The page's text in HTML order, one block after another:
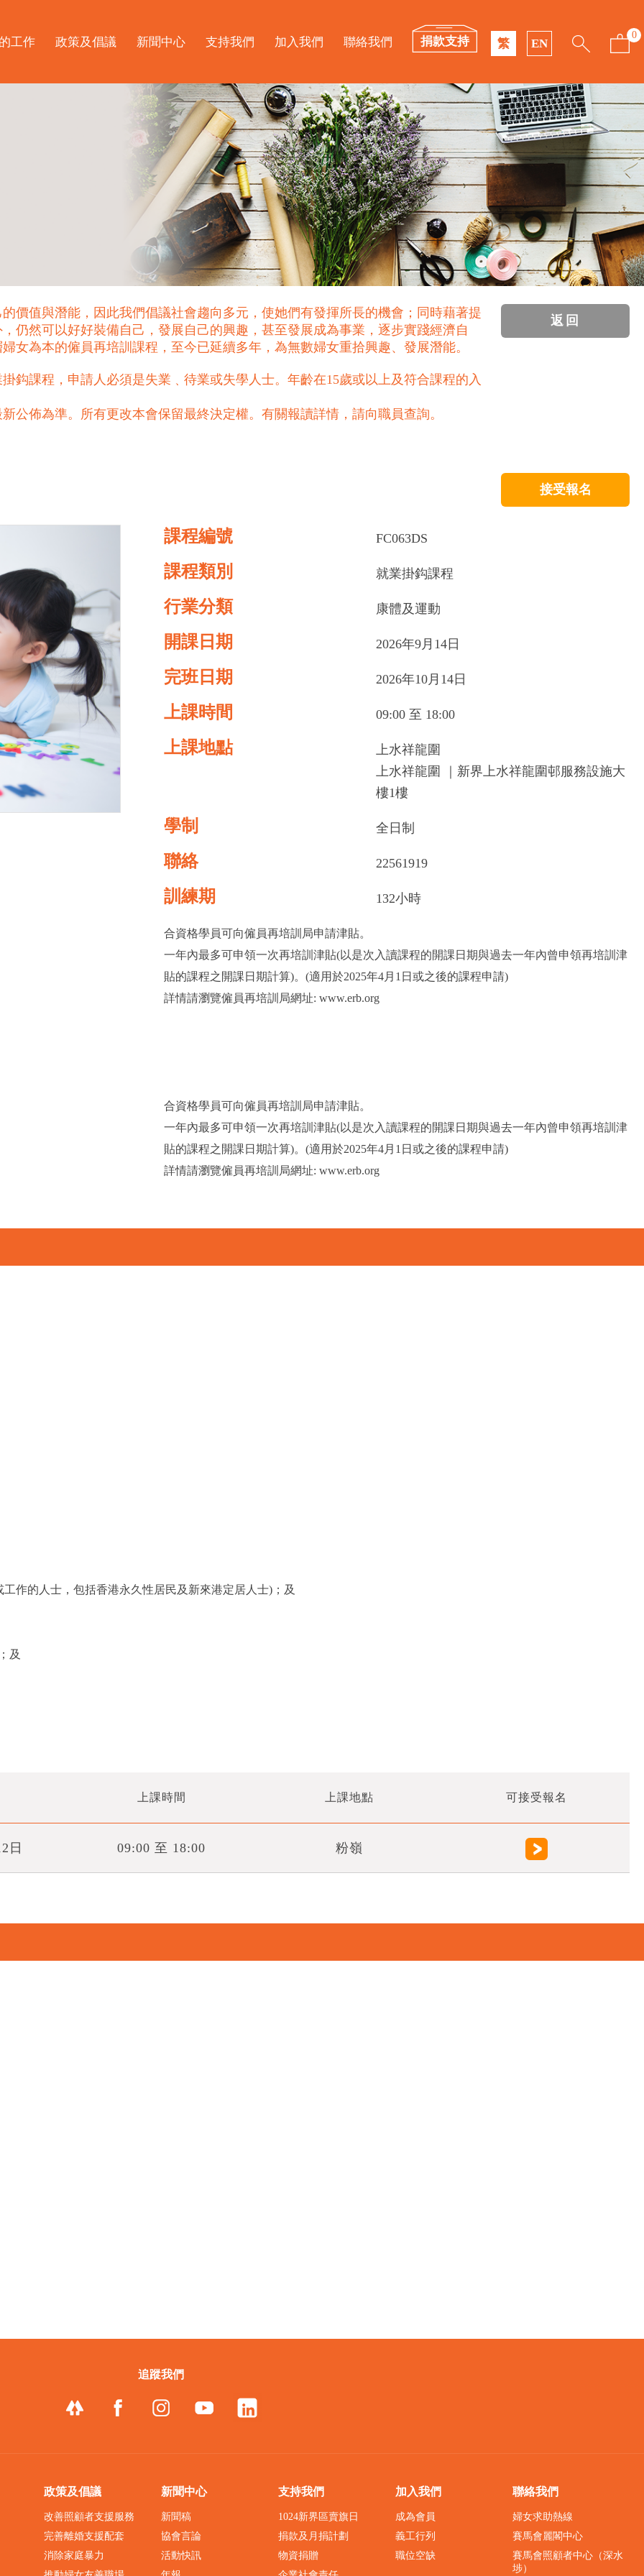
工作 政策及倡議 新聞中心 支持我們 加入我們 聯絡我們 捐款支持 繁 EN
0
價值與潛能，因此我們倡議社會趨向多元，使她們有發揮所長的機會；同時藉著提
仍然可以好好裝備自己，發展自己的興趣，甚至發展成為事業，逐步實踐經濟自
女為本的僱員再培訓課程，至今已延續多年，為無數婦女重拾興趣、發展潛能。
鈎課程，申請人必須是失業﹑待業或失學人士。年齡在15歲或以上及符合課程的入
公佈為準。所有更改本會保留最終決定權。有關報讀詳情，請向職員查詢。
返回
接受報名
課程編號 FC063DS
課程類別 就業掛鈎課程
行業分類 康體及運動
開課日期 2026年9月14日
完班日期 2026年10月14日
上課時間 09:00 至 18:00
上課地點
上水祥龍圍
上水祥龍圍 ｜新界上水祥龍圍邨服務設施大
樓1樓
學制 全日制
聯絡 22561919
訓練期 132小時
合資格學員可向僱員再培訓局申請津貼。
一年內最多可申領一次再培訓津貼(以是次入讀課程的開課日期與過去一年內曾申領再培訓津
貼的課程之開課日期計算)。(適用於2025年4月1日或之後的課程申請)
詳情請瀏覽僱員再培訓局網址: www.erb.org
合資格學員可向僱員再培訓局申請津貼。
一年內最多可申領一次再培訓津貼(以是次入讀課程的開課日期與過去一年內曾申領再培訓津
貼的課程之開課日期計算)。(適用於2025年4月1日或之後的課程申請)
詳情請瀏覽僱員再培訓局網址: www.erb.org
作的人士，包括香港永久性居民及新來港定居人士)；及
及
上課時間 上課地點 可接受報名
日 09:00 至 18:00 粉嶺
追蹤我們
政策及倡議
改善照顧者支援服務
完善離婚支援配套
消除家庭暴力
新聞中心
新聞稿
協會言論
活動快訊
支持我們
1024新界區賣旗日
捐款及月捐計劃
物資捐贈
加入我們
成為會員
義工行列
職位空缺
聯絡我們
婦女求助熱線
賽馬會麗閣中心
賽馬會照顧者中心（深水
埗）